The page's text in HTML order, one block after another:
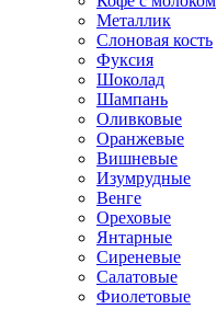
Металлик
Слоновая кость
Фуксия
Шоколад
Шампань
Оливковые
Оранжевые
Вишневые
Изумрудные
Венге
Ореховые
Янтарные
Сиреневые
Салатовые
Фиолетовые